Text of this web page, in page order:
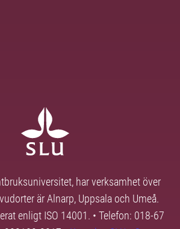
har verksamhet över
är Alnarp, Uppsala och Umeå.
enligt ISO 14001. • Telefon: 018-67